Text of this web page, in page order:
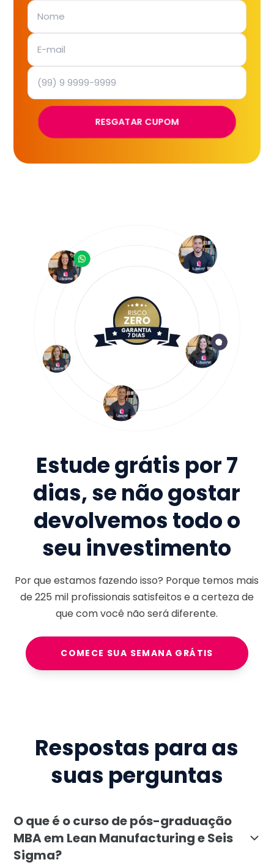
RESGATAR CUPOM
Estude grátis por 7
dias, se não gostar
devolvemos todo o
seu investimento
Por que estamos fazendo isso? Porque temos mais
de225 milprofissionais satisfeitos e a certeza de
que com você não será diferente.
COMECE SUA SEMANA GRÁTIS
Respostas para as
suas perguntas
O que é o curso de pós-graduação
MBA em Lean Manufacturing e Seis
Sigma?